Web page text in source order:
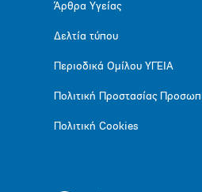
Άρθρα Υγείας
Δελτία τύπου
Περιοδικά Ομίλου ΥΓΕΙΑ
Πολιτική Προστασίας
Πολιτική Cookies